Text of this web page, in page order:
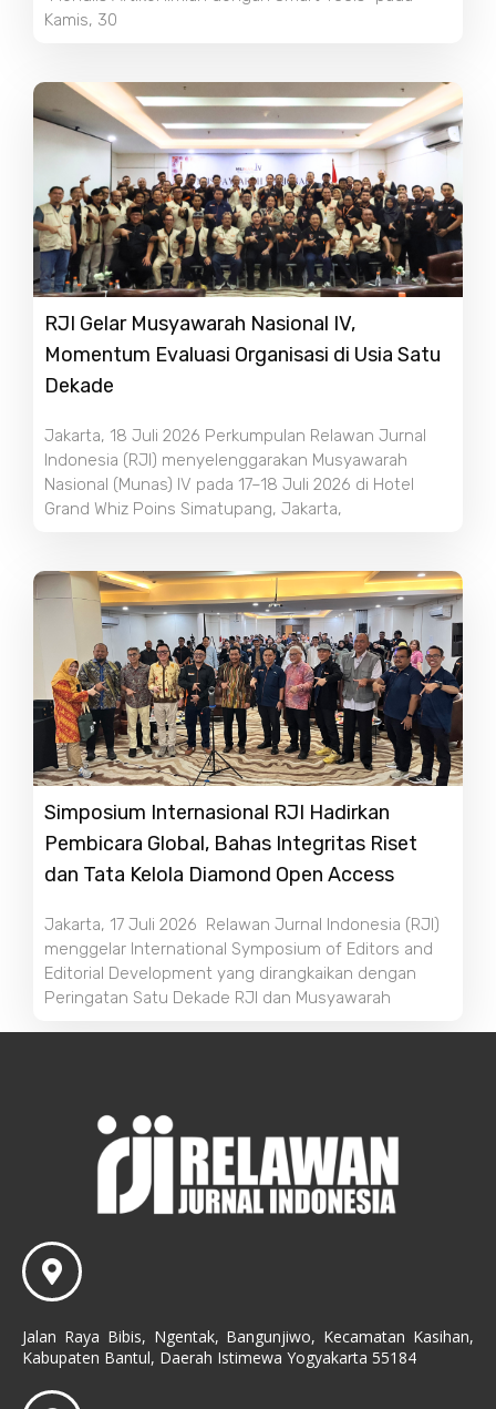
Kamis, 30
RJI Gelar Musyawarah Nasional IV,
Momentum Evaluasi Organisasi di Usia Satu
Dekade
Jakarta, 18 Juli 2026 Perkumpulan Relawan Jurnal
Indonesia (RJI) menyelenggarakan Musyawarah
Nasional (Munas) IV pada 17–18 Juli 2026 di Hotel
Grand Whiz Poins Simatupang, Jakarta,
Simposium Internasional RJI Hadirkan
Pembicara Global, Bahas Integritas Riset
dan Tata Kelola Diamond Open Access
Jakarta, 17 Juli 2026 Relawan Jurnal Indonesia (RJI)
menggelar International Symposium of Editors and
Editorial Development yang dirangkaikan dengan
Peringatan Satu Dekade RJI dan Musyawarah
Jalan Raya Bibis, Ngentak, Bangunjiwo, Kecamatan Kasihan,
Kabupaten Bantul, Daerah Istimewa Yogyakarta 55184